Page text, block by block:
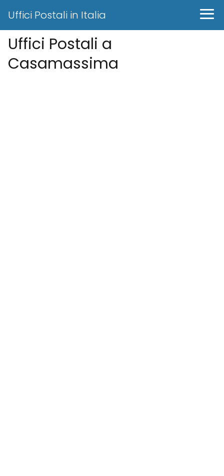
Uffici Postali in Italia
Uffici Postali a
Casamassima